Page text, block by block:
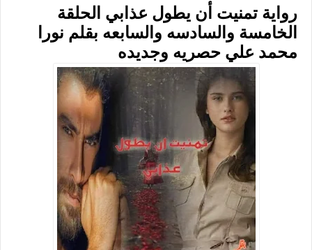
رواية تمنيت أن يطول عذابي الحلقة
الخامسة والسادسه والسابعه بقلم نورا
محمد علي حصريه وجديده